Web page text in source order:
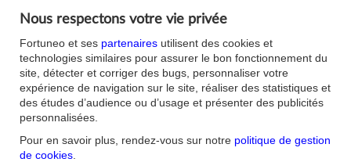
J'aime ma banque.
Nous contacter
Nos offres du moment
Parrainage
Espace Presse
Aide/FAQ
Accessibilité : non
conforme
Nos formulaires
Nous respectons votre vie privée
Fortuneo et ses partenaires utilisent des cookies et
technologies similaires pour assurer le bon fonctionnement du
site, détecter et corriger des bugs, personnaliser votre
expérience de navigation sur le site, réaliser des statistiques et
des études d’audience ou d’usage et présenter des publicités
personnalisées.
Pour en savoir plus, rendez-vous sur notre politique de gestion
de cookies